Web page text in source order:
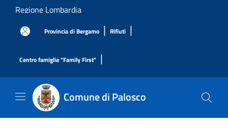
Salta al contenuto principale
Regione Lombardia
Provincia di Bergamo | Rifiuti |
Centro famiglia "Family First" |
Comune di Palosco